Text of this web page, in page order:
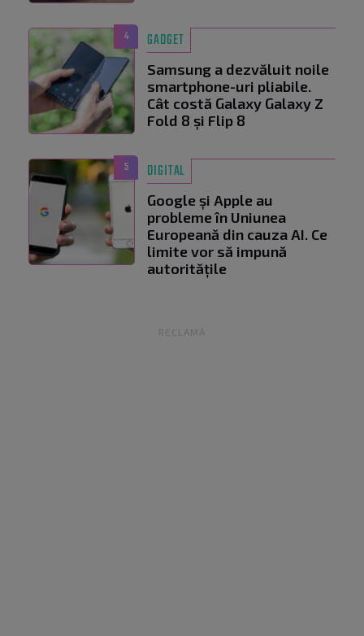
4 GADGET
Samsung a dezvăluit noile
smartphone-uri pliabile.
Cât costă Galaxy Galaxy Z
Fold 8 și Flip 8
5 DIGITAL
Google și Apple au
probleme în Uniunea
Europeană din cauza AI. Ce
limite vor să impună
autoritățile
RECLAMĂ